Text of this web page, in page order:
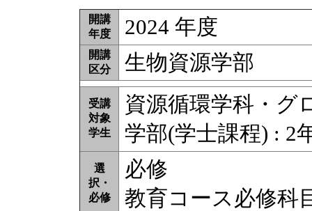
開講
年度
2024 年度
開講
区分
生物資源学部
受講
対象
学生
資源循環学科・グ
学部(学士課程) : 2
選
択・
必修
必修
教育コース必修科